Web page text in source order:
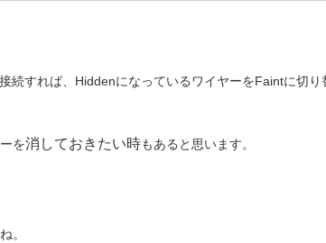
続すれば、HiddenになっているワイヤーをFaintに切り
を消しておきたい時もあると思います。
。